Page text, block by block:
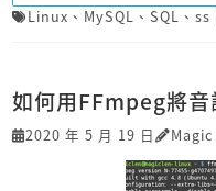
Linux 、 MySQL 、 SQL 、 ss
如何用FFmpeg將
2020 年 5 月 19 日